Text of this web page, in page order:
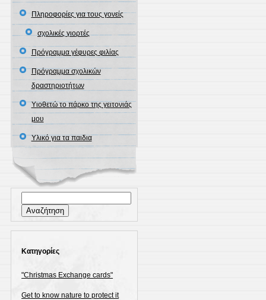
Πληροφορίες για τους γονείς
σχολικές γιορτές
Πρόγραμμα γέφυρες φιλίας
Πρόγραμμα σχολικών
δραστηριοτήτων
Υιοθετώ το πάρκο της γειτονιάς
μου
Υλικό για τα παιδια
για:
Kατηγορίες
"Christmas Exchange cards"
Get to know nature to protect it